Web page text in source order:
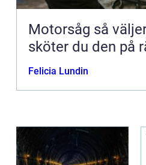
Motorsåg så väljer, använder och
sköter du den på
Felicia Lundin